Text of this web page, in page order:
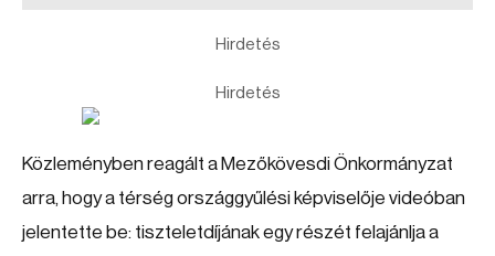
Hirdetés
Hirdetés
Közleményben reagált a Mezőkövesdi Önkormányzat
arra, hogy a térség országgyűlési képviselője videóban
jelentette be: tiszteletdíjának egy részét felajánlja a